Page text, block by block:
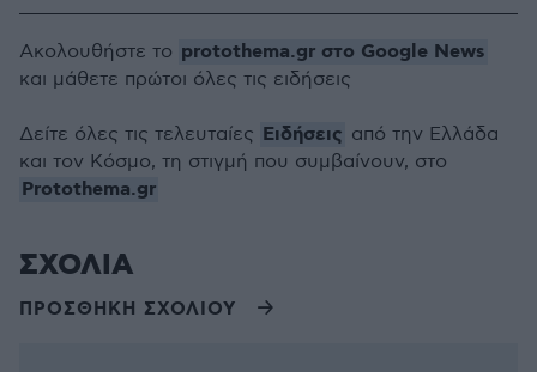
Ακολουθήστε το protothema.gr στο Google News
και μάθετε πρώτοι όλες τις ειδήσεις
Δείτε όλες τις τελευταίες Ειδήσεις από την Ελλάδα
και τον Κόσμο, τη στιγμή που συμβαίνουν, στο
Protothema.gr
ΣΧΟΛΙΑ
ΠΡΟΣΘΗΚΗ ΣΧΟΛΙΟΥ